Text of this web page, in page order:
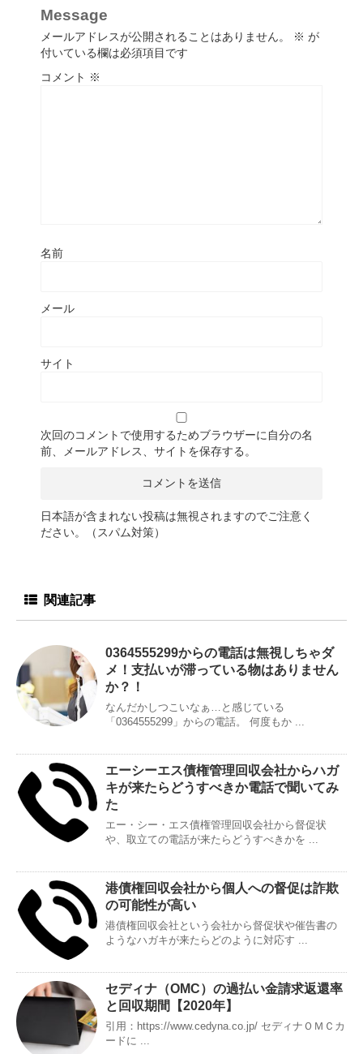
Message
メールアドレスが公開されることはありません。 ※ が
付いている欄は必須項目です
コメント ※
名前
メール
サイト
次回のコメントで使用するためブラウザーに自分の名
前、メールアドレス、サイトを保存する。
日本語が含まれない投稿は無視されますのでご注意く
ださい。（スパム対策）
関連記事
0364555299からの電話は無視しちゃダ
メ！支払いが滞っている物はありません
か？！
なんだかしつこいなぁ…と感じている
「0364555299」からの電話。 何度もか ...
エーシーエス債権管理回収会社からハガ
キが来たらどうすべきか電話で聞いてみ
た
エー・シー・エス債権管理回収会社から督促状
や、取立ての電話が来たらどうすべきかを ...
港債権回収会社から個人への督促は詐欺
の可能性が高い
港債権回収会社という会社から督促状や催告書の
ようなハガキが来たらどのように対応す ...
セディナ（OMC）の過払い金請求返還率
と回収期間【2020年】
引用：https://www.cedyna.co.jp/ セディナＯＭＣカ
ードに ...